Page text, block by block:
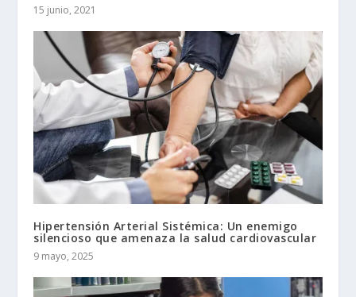
15 junio, 2021
Hipertensión Arterial Sistémica: Un enemigo
silencioso que amenaza la salud cardiovascular
9 mayo, 2025